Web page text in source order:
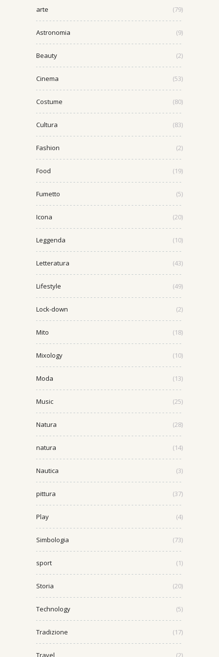
arte (79)
Astronomia (9)
Beauty (2)
Cinema (53)
Costume (80)
Cultura (83)
Fashion (2)
Food (19)
Fumetto (5)
Icona (20)
Leggenda (10)
Letteratura (43)
Lifestyle (49)
Lock-down (2)
Mito (18)
Mixology (10)
Moda (13)
Music (25)
Natura (28)
natura (14)
Nautica (3)
pittura (37)
Play (4)
Simbologia (73)
sport (1)
Storia (20)
Technology (5)
Tradizione (17)
Travel (2)